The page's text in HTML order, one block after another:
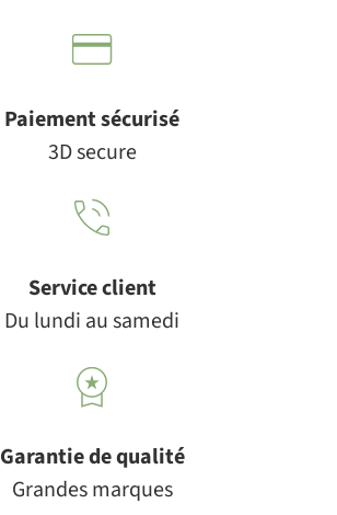
Paiement sécurisé
3D secure
Service client
Du lundi au samedi
Garantie de qualité
Grandes marques